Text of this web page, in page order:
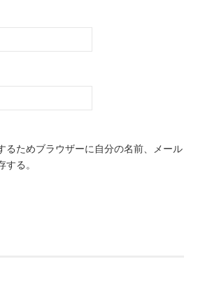
るためブラウザーに自分の名前、メール
る。